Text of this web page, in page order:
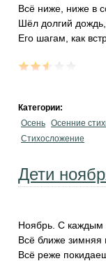
Всё ниже, ниже в
Шёл долгий
Его шагам, как
Категории:
Осень Осенние
Стихосложение
Дети
Ноябрь. С
Всё ближе зимняя
Всё реже